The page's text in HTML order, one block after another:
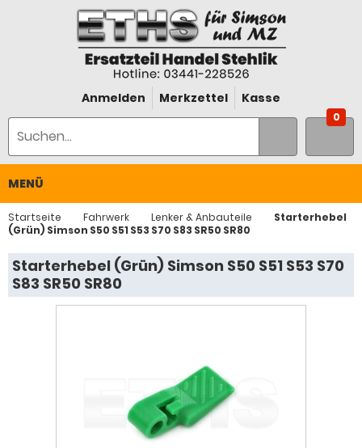
Anmelden Merkzettel Kasse
0
MENÜ
Startseite Fahrwerk Lenker & Anbauteile
Starterhebel
(Grün) Simson S50 S51 S53 S70 S83 SR50 SR80
Starterhebel (Grün) Simson S50 S51 S53 S70
S83 SR50 SR80